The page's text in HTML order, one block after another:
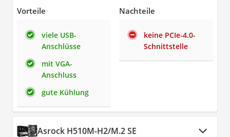
Vorteile
viele USB-
Anschlüsse
mit VGA-
Anschluss
gute Kühlung
Nachteile
keine PCIe-4.0-
Schnittstelle
Asrock H510M-H2/M.2 SE